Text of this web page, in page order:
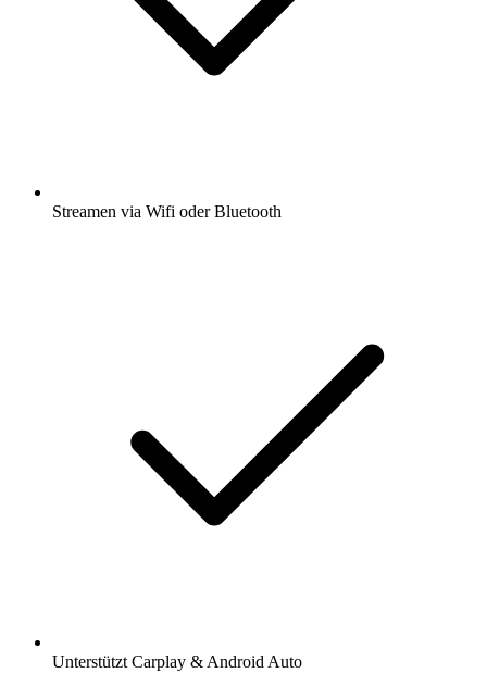
Streamen via Wifi oder Bluetooth
Unterstützt Carplay & Android Auto